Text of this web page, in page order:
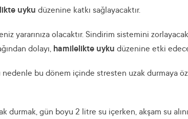
uyku düzenine katkı sağlayacaktır.
yararınıza olacaktır. Sindirim sistemini zorlayacak
dolayı, hamilelikte uyku düzenine etki
bu dönem içinde stresten uzak durmaya
gün boyu 2 litre su içerken, akşam su